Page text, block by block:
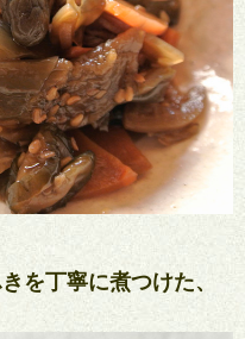
を丁寧に煮つけた、